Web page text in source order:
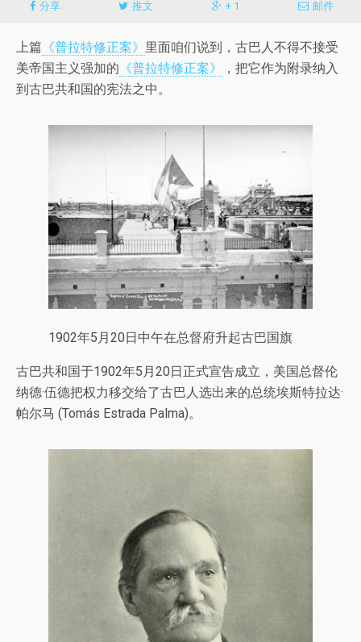
分享 推文 + 1 邮件
上篇 《普拉特修正案》 里面咱们说到，古巴人不得不接受
美帝国主义强加的 《普拉特修正案》
，把它作为附录纳入
到古巴共和国的宪法之中。
1902年5月20日中午在总督府升起古巴国旗
古巴共和国于1902年5月20日正式宣告成立，美国总督伦
纳德·伍德把权力移交给了古巴人选出来的总统埃斯特拉达·
帕尔马 (Tomás Estrada Palma)。